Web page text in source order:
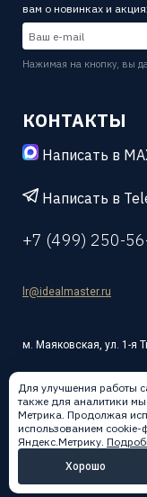
вам о новинках и
Нажимая на кнопку, вы
КОНТАКТЫ
Написать в
Написать в
+7 (499) 250-
lr@idealmaster.ru
м. Маяковская, ул. 1-я
Написать в:
Для улучшения работы
также для аналитики
Метрика. Продолжая
использованием
Яндекс.Метрику.
Хорошо